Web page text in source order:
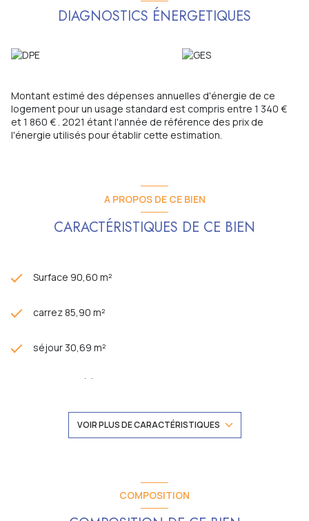
DIAGNOSTICS ÉNERGETIQUES
Montant estimé des dépenses annuelles d'énergie de ce
logement pour un usage standard est compris entre 1 340 €
et 1 860 € . 2021 étant l'année de référence des prix de
l'énergie utilisés pour établir cette estimation.
A PROPOS DE CE BIEN
CARACTÉRISTIQUES DE CE BIEN
Surface 90,60 m²
carrez 85,90 m²
séjour 30,69 m²
2 chambre(s)
VOIR PLUS DE CARACTÉRISTIQUES
COMPOSITION